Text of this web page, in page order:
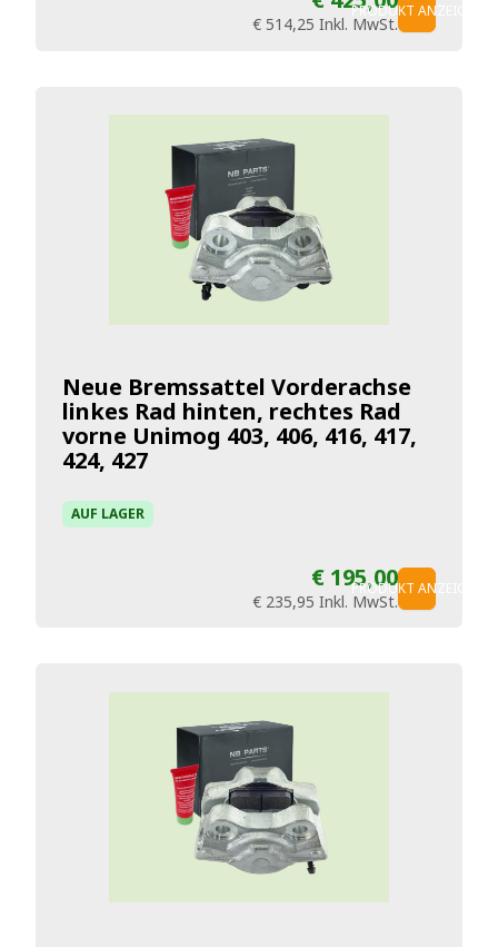
€ 514,25 Inkl. MwSt.
PRODUKT ANZEIGEN
Neue Bremssattel Vorderachse
linkes Rad hinten, rechtes Rad
vorne Unimog 403, 406, 416, 417,
424, 427
AUF LAGER
€ 195,00
€ 235,95 Inkl. MwSt.
PRODUKT ANZEIGEN